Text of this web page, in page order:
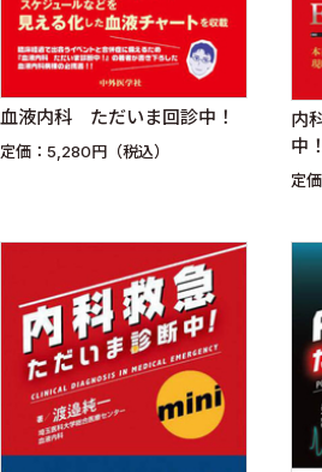
血液内科 ただいま回診中！
定価：5,280円（税込）
内
中！
定